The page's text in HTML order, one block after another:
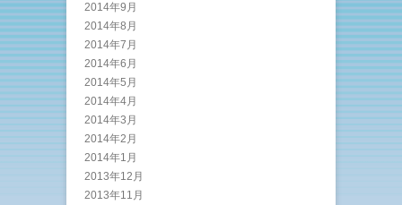
2014年9月
2014年8月
2014年7月
2014年6月
2014年5月
2014年4月
2014年3月
2014年2月
2014年1月
2013年12月
2013年11月